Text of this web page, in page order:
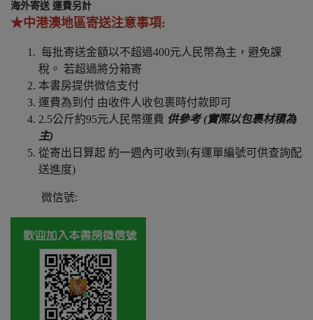
海外寄送 運費另計
★中港澳地區寄送注意事項:
每批寄送金額以不超過400元人民幣為主，避免課
稅。 若超過將分箱寄
本書房提供微信支付
運費為到付 由收件人收包裹時付款即可
2.5公斤約95元人民幣運費 供參考 (實際以包裹材積為
主)
從寄出日算起 約一週內可收到(有運單編號可供查詢配
送進度)
微信號: